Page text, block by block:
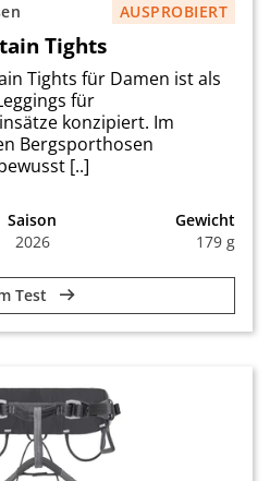
AUSPROBIERT
Tights
Tights für Damen ist als
für
konzipiert. Im
Bergsporthosen
[..]
Saison
2026
Gewicht
179 g
Test